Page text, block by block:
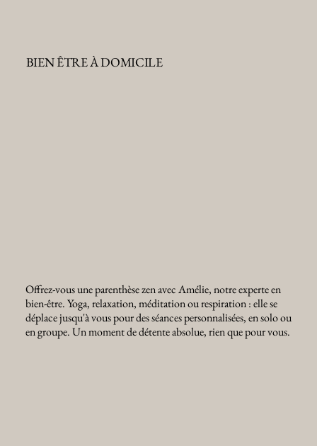
BIEN ÊTRE À DOMICILE
Offrez-vous une parenthèse zen avec Amélie, notre experte en
bien-être. Yoga, relaxation, méditation ou respiration : elle se
déplace jusqu'à vous pour des séances personnalisées, en solo ou
en groupe. Un moment de détente absolue, rien que pour vous.